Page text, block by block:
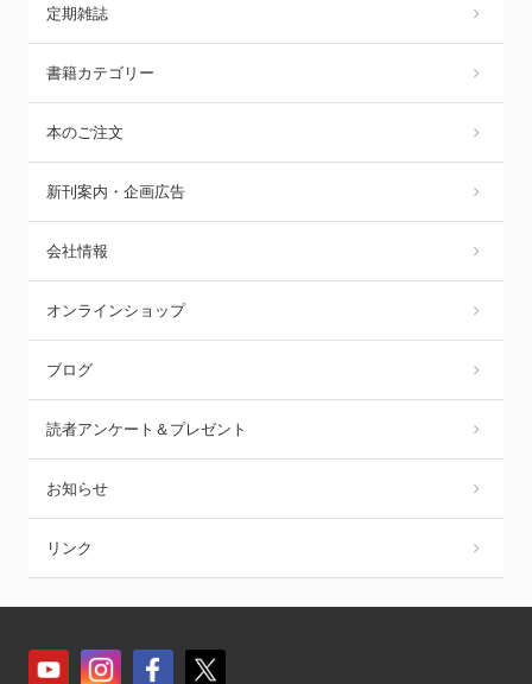
定期雑誌
書籍カテゴリー
本のご注文
新刊案内・企画広告
会社情報
オンラインショップ
ブログ
読者アンケート＆プレゼント
お知らせ
リンク